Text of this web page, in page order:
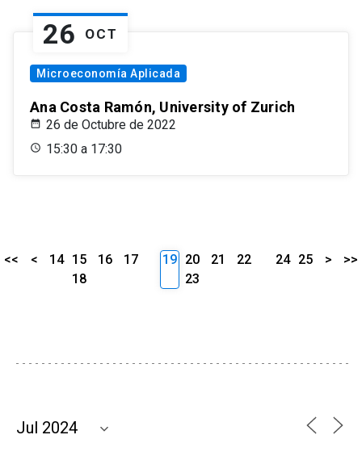
26 OCT
Microeconomía Aplicada
Ana Costa Ramón, University of Zurich
26 de Octubre de 2022
15:30 a 17:30
<< < 14 15 16
17
18
19 20 21
22
23
24 25 > >>